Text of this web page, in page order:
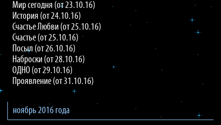
Мир сегодня (от 23.10.16)
История (от 24.10.16)
Счастье Любви (от 25.10.16)
Счастье (от 25.10.16)
Посыл (от 26.10.16)
Наброски (от 28.10.16)
ОДНО (от 29.10.16)
Проявление (от 31.10.16)
ноябрь 2016 года